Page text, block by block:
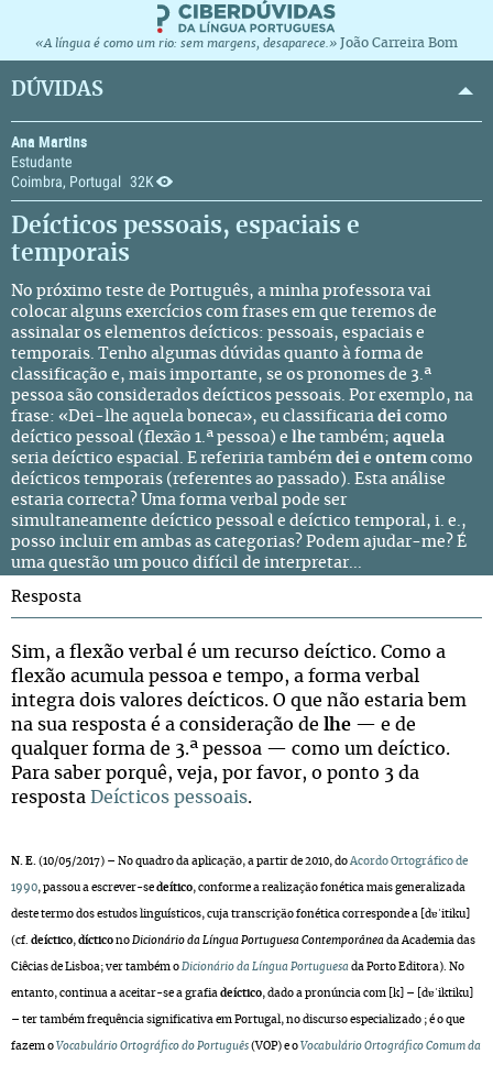
«A língua é como um rio: sem margens, desaparece.» João Carreira Bom
DÚVIDAS
Ana Martins
Estudante
Coimbra, Portugal 32K
Deícticos pessoais, espaciais e
temporais
No próximo teste de Português, a minha professora vai
colocar alguns exercícios com frases em que teremos de
assinalar os elementos deícticos: pessoais, espaciais e
temporais. Tenho algumas dúvidas quanto à forma de
classificação e, mais importante, se os pronomes de 3.ª
pessoa são considerados deícticos pessoais. Por exemplo, na
frase: «Dei-lhe aquela boneca», eu classificaria dei como
deíctico pessoal (flexão 1.ª pessoa) e lhe também; aquela
seria deíctico espacial. E referiria também dei e ontem como
deícticos temporais (referentes ao passado). Esta análise
estaria correcta? Uma forma verbal pode ser
simultaneamente deíctico pessoal e deíctico temporal, i. e.,
posso incluir em ambas as categorias? Podem ajudar-me? É
uma questão um pouco difícil de interpretar...
Resposta
Sim, a flexão verbal é um recurso deíctico. Como a
flexão acumula pessoa e tempo, a forma verbal
integra dois valores deícticos. O que não estaria bem
na sua resposta é a consideração de
lhe — e de
qualquer forma de 3.ª pessoa — como um deíctico.
Para saber porquê, veja, por favor, o ponto 3 da
resposta
Deícticos pessoais.
N. E. (10/05/2017) – No quadro da aplicação, a partir de 2010, do Acordo Ortográfico de
1990, passou a escrever-se deítico, conforme a realização fonética mais generalizada
deste termo dos estudos linguísticos, cuja transcrição fonética corresponde a [dɐˈitiku]
(cf. deíctico, díctico no Dicionário da Língua Portuguesa Contemporânea da Academia das
Ciêcias de Lisboa; ver também o Dicionário da Língua Portuguesa da Porto Editora). No
entanto, continua a aceitar-se a grafia deíctico, dado a pronúncia com [k] – [dɐˈiktiku]
– ter também frequência significativa em Portugal, no discurso especializado ; é o que
fazem o Vocabulário Ortográfico do Português (VOP) e o Vocabulário Ortográfico Comum da